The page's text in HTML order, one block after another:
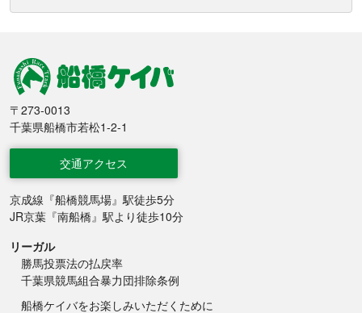
船橋競馬
〒273-0013
千葉県船橋市若松1-2-1
交通アクセス
京成線『船橋競馬場』駅徒歩5分
JR京葉『南船橋』駅より徒歩10分
リーガル
勝馬投票法の払戻率
千葉県競馬組合暴力団排除条例
船橋ケイバをお楽しみいただくために